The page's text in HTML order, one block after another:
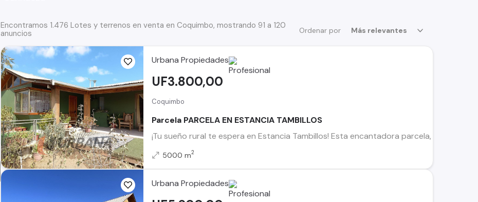
Ordenar por Más relevantes
Encontramos 1.476 Lotes y terrenos en venta en Coquimbo, mostrando 91 a 120
anuncios
Urbana Propiedades
Coquimbo
Parcela PARCELA EN ESTANCIA TAMBILLOS
¡Tu sueño rural te espera en Estancia Tambillos! Esta encantadora parcela, situada
UF3.800,00
5000 m2
Urbana Propiedades